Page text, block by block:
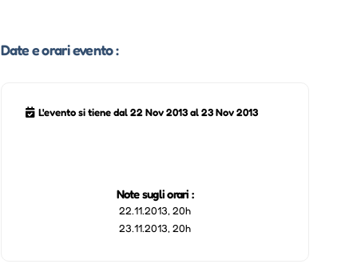
Date e orari evento :
L'evento si tiene dal 22 Nov 2013 al 23 Nov 2013
Note sugli orari :
22.11.2013, 20h
23.11.2013, 20h